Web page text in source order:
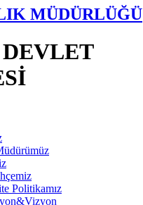
MÜDÜRLÜĞÜ
Politikamız